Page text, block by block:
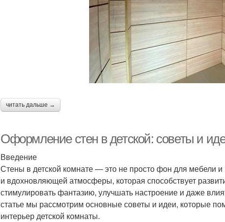
читать дальше →
Оформление стен в детской: советы и
Введение
Стены в детской комнате — это не просто фон для мебели
и вдохновляющей атмосферы, которая способствует
стимулировать фантазию, улучшать настроение и даже
статье мы рассмотрим основные советы и идеи, которые
интерьер детской комнаты.